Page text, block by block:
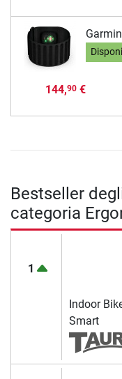
144,90€
Bestseller
categoria
1
Indoor
Smart